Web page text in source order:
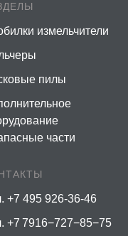
измельчители
пилы
части
+7 495 926-36-46
+7 7916−727−85−75